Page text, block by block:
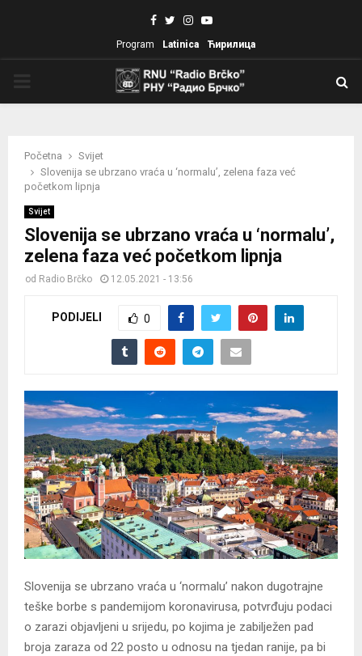
Facebook
TwitterInstagram
Youtube
Program Latinica Ћирилица
Početna
Svijet
Slovenija se ubrzano vraća u ‘normalu’, zelena faza već
početkom lipnja
Svijet
Slovenija se ubrzano vraća u ‘normalu’,
zelena faza već početkom lipnja
od Radio Brčko 12.05.2021 - 13:56
PODIJELI 0
Slovenija se ubrzano vraća u ‘normalu’ nakon dugotrajne
teške borbe s pandemijom koronavirusa, potvrđuju podaci
o zarazi objavljeni u srijedu, po kojima je zabilježen pad
broja zaraza od 22 posto u odnosu na tjedan ranije, pa bi